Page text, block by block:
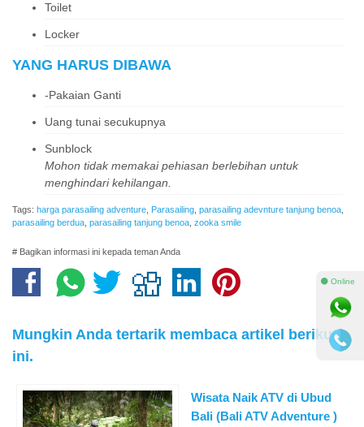
Toilet
Locker
YANG HARUS DIBAWA
-Pakaian Ganti
Uang tunai secukupnya
Sunblock
Mohon tidak memakai pehiasan berlebihan untuk
menghindari kehilangan.
Tags: harga parasailing adventure Parasailing parasailing adevnture tanjung benoa
parasailing berdua parasailing tanjung benoa zooka smile
# Bagikan informasi ini kepada teman Anda
Mungkin Anda tertarik membaca artikel berikut
ini.
Wisata Naik ATV di Ubud
Bali (Bali ATV Adventure )
⚫ Online